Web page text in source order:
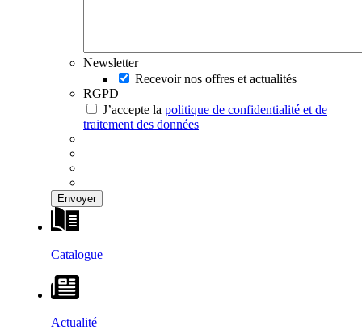
Newsletter
Recevoir nos offres et actualités
RGPD
J’accepte la politique de confidentialité et de
traitement des données
Catalogue
Actualité